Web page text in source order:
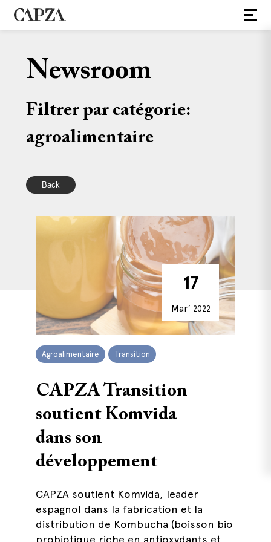
Newsroom
Filtrer par catégorie:
agroalimentaire
Back
17
Mar’ 2022
Agroalimentaire Transition
CAPZA Transition
soutient Komvida
dans son
développement
CAPZA soutient Komvida, leader
espagnol dans la fabrication et la
distribution de Kombucha (boisson bio
probiotique riche en antioxydants et